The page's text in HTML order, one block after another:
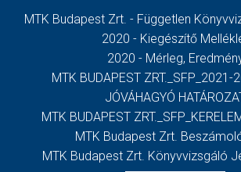
MTK Budapest Zrt. - Független
2020 - Kiegészítő
2020 - Mérleg,
MTK BUDAPEST ZRT._SFP_2021-
JÓVÁHAGYÓ
MTK BUDAPEST
MTK Budapest Zrt.
MTK Budapest Zrt. Könyvvizsgáló